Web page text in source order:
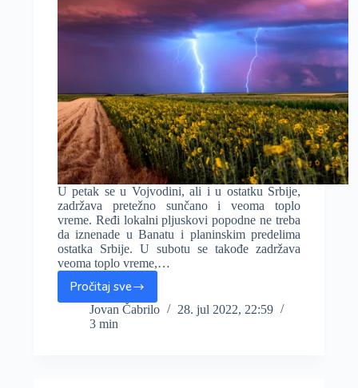
U petak se u Vojvodini, ali i u ostatku Srbije,
zadržava pretežno sunčano i veoma toplo
vreme. Ređi lokalni pljuskovi popodne ne treba
da iznenade u Banatu i planinskim predelima
ostatka Srbije. U subotu se takođe zadržava
veoma toplo vreme,…
Pročitaj sve
U
subotu
pljuskovi
Jovan Čabrilo
28. jul 2022, 22:59
3 min